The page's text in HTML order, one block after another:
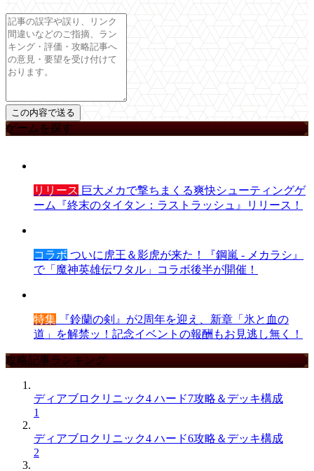
ゲームを探す
リリース 巨大メカで撃ちまくる爽快シューティングゲ
ーム『終末のタイタン：ラストラッシュ』リリース！
コラボ ついに虎王＆影虎が来た！『鋼嵐 - メカラシ』
で「魔神英雄伝ワタル」コラボ後半が開催！
特集 『鈴蘭の剣』が2周年を迎え、新章「氷と血の
道」を解禁ッ！記念イベントの報酬もお見逃し無く！
攻略記事ランキング
ディアブロクリニック4 ハード7攻略＆デッキ構成
1
ディアブロクリニック4 ハード6攻略＆デッキ構成
2